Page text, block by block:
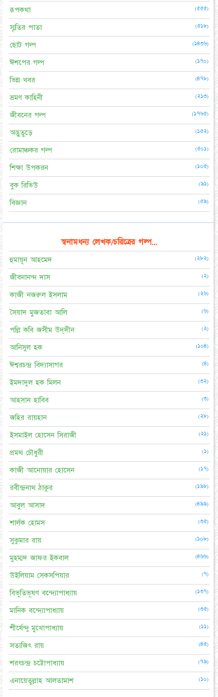
রূপকথা (৫৫৫)
স্মৃতির পাতা (৫১৮)
ছোট গল্প (১৪৩৬)
ঈশপের গল্প (১৭০)
ভিন্ন খবর (৪৭৮)
ভ্রমণ কাহিনী (২১৩)
জীবনের গল্প (১৭৬৫)
অদ্ভুতুড়ে (১৫২)
রোমাঞ্চকর গল্প (৫০১)
শিক্ষা উপকরন (১০৫)
বুক রিভিউ (৯১)
বিজ্ঞান (৫৯)
স্বনামধন্য লেখক/চরিত্রের গল্প...
হুমায়ূন আহমেদ (২৮২)
জীবনানন্দ দাস (২)
কাজী নজরুল ইসলাম (২৬)
সৈয়াদ মুজতাবা আলি (৬)
পল্লি কবি জসীম উদ্‌দীন (২)
আনিসুল হক (১০৪)
ঈশ্বরচন্দ্র বিদ্যাসাগর (৪)
ইমদাদুল হক মিলন (৩২)
আহসান হাবিব (৩)
জহির রায়হান (২৮)
ইসমাইল হোসেন সিরাজী (২১)
প্রমথ চৌধুরী (১)
কাজী আনোয়ার হোসেন (১৭)
রবীন্দ্রনাথ ঠাকুর (১৯৮)
আবুল আসাদ (৪৯৯)
শার্লক হোমস (৩৫)
সুকুমার রায় (১০৮)
মুহম্মদ জাফর ইকবাল (৪৬৬)
উইলিয়াম সেকসপিয়ার (৭)
বিভূতিভূষণ বন্দ্যোপাধ্যায় (১৩৭)
মানিক বন্দ্যোপাধ্যায় (৩৫)
শীর্ষেন্দু মুখোপাধ্যায় (১১)
সত্যজিৎ রায় (৪৫)
শরৎচন্দ্র চট্টোপাধ্যায় (৭৯)
এনায়েতুল্লাহ আলতামাশ (১০)